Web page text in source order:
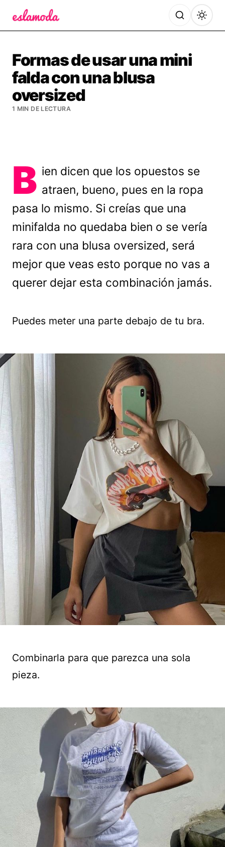
Formas de usar una mini
falda con una blusa
oversized
1 MIN DE LECTURA
B ien dicen que los opuestos se
atraen, bueno, pues en la ropa
pasa lo mismo. Si creías que una
minifalda no quedaba bien o se vería
rara con una blusa oversized, será
mejor que veas esto porque no vas a
querer dejar esta combinación jamás.
Puedes meter una parte debajo de tu bra.
Combinarla para que parezca una sola
pieza.